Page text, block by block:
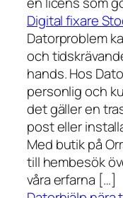
Digital fixare
Datorproblem
och
hands. Hos
personlig och
det gäller en
post eller
Med butik på
till hembesök
våra erfarna […]